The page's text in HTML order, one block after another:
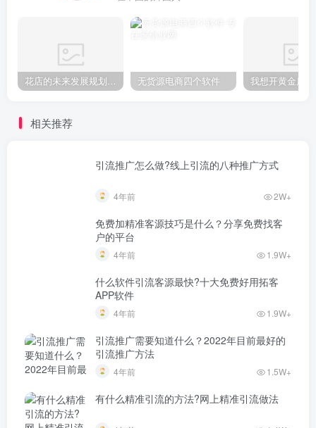
花店的未来发展规划（开花店需要考虑的问题） 无货源电商四个软件
相关推荐
引流推广怎么做?线上引流的八种推广方式
4年前 2W+
免费加精准客源技巧是什么？分享免费找客
户的平台
4年前 1.9W+
什么软件引流客源最快?十大免费好用拓客
APP软件
4年前 1.9W+
引流推广需要知道什么？2022年目前最好的
引流推广方法
4年前 1.5W+
有什么精准引流的方法?网上精准引流做法